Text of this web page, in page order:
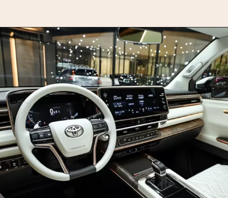
Opening https://motorprime.com.br/toyota-sw4-2026-o-que-esperar-da-nova-geracao-do-suv/